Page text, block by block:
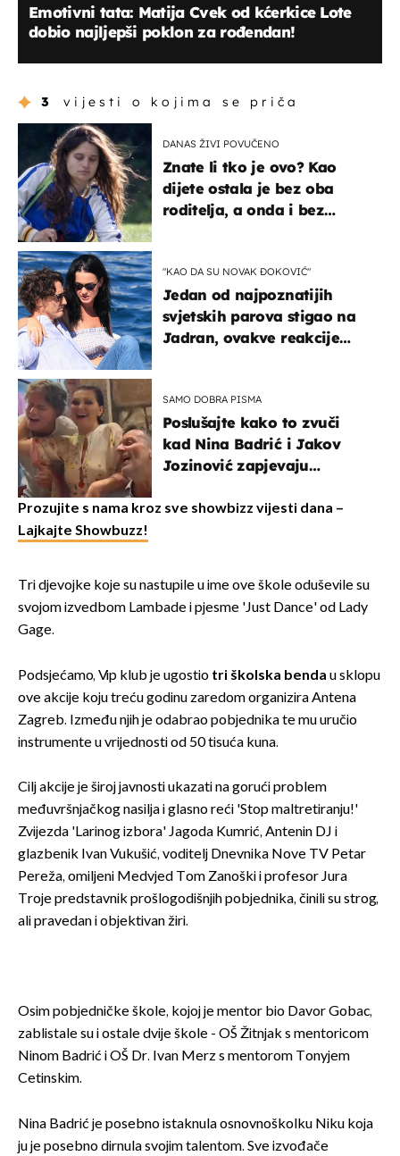
Emotivni tata: Matija Cvek od kćerkice Lote
dobio najljepši poklon za rođendan!
3 vijesti o kojima se priča
DANAS ŽIVI POVUČENO
Znate li tko je ovo? Kao
dijete ostala je bez oba
roditelja, a onda i bez
"KAO DA SU NOVAK ĐOKOVIĆ"
Jedan od najpoznatijih
svjetskih parova stigao na
Jadran, ovakve reakcije
SAMO DOBRA PISMA
Poslušajte kako to zvuči
kad Nina Badrić i Jakov
Jozinović zapjevaju
Prozujite s nama kroz sve showbizz vijesti dana –
Lajkajte Showbuzz!
Tri djevojke koje su nastupile u ime ove škole oduševile su
svojom izvedbom Lambade i pjesme 'Just Dance' od Lady
Gage.
Podsjećamo, Vip klub je ugostio tri školska benda u sklopu
ove akcije koju treću godinu zaredom organizira Antena
Zagreb. Između njih je odabrao pobjednika te mu uručio
instrumente u vrijednosti od 50 tisuća kuna.
Cilj akcije je široj javnosti ukazati na gorući problem
međuvršnjačkog nasilja i glasno reći 'Stop maltretiranju!'
Zvijezda 'Larinog izbora' Jagoda Kumrić, Antenin DJ i
glazbenik Ivan Vukušić, voditelj Dnevnika Nove TV Petar
Pereža, omiljeni Medvjed Tom Zanoški i profesor Jura
Troje predstavnik prošlogodišnjih pobjednika, činili su strog,
ali pravedan i objektivan žiri.
Osim pobjedničke škole, kojoj je mentor bio Davor Gobac,
zablistale su i ostale dvije škole - OŠ Žitnjak s mentoricom
Ninom Badrić i OŠ Dr. Ivan Merz s mentorom Tonyjem
Cetinskim.
Nina Badrić je posebno istaknula osnovnoškolku Niku koja
ju je posebno dirnula svojim talentom. Sve izvođače